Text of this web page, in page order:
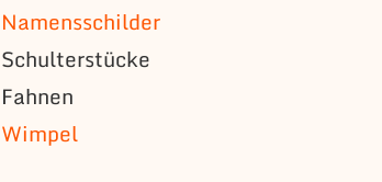
Namensschilder
Schulterstücke
Fahnen
Wimpel